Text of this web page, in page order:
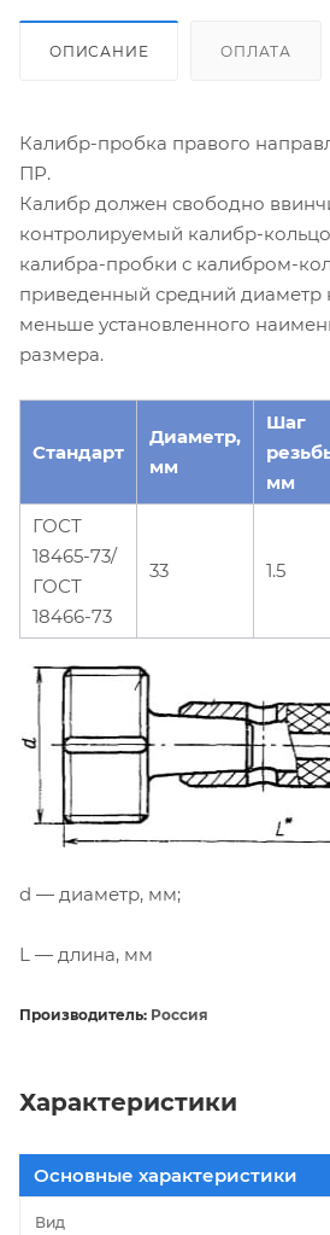
ОПИСАНИЕ ОПЛАТА
Калибр-пробка правого
ПР.
Калибр должен свободно
контролируемый калибр-
калибра-пробки с калибром-
приведенный средний диаметр
меньше установленного
размера.
Стандарт
Диаметр,
мм
Шаг
мм
ГОСТ
18465-73/
ГОСТ
18466-73
33 1.5
d — диаметр, мм;
L — длина, мм
Производитель: Россия
Характеристики
Основные характеристики
Вид